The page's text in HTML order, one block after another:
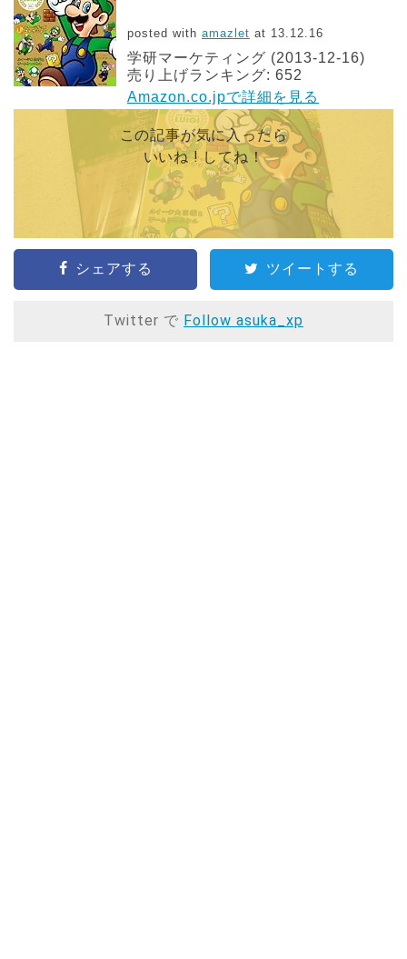
posted with amazlet at 13.12.16
学研マーケティング (2013-12-16)
売り上げランキング: 652
Amazon.co.jpで詳細を見る
この記事が気に入ったら
いいね ! してね！
シェアする ツイートする
Twitter で Follow asuka_xp